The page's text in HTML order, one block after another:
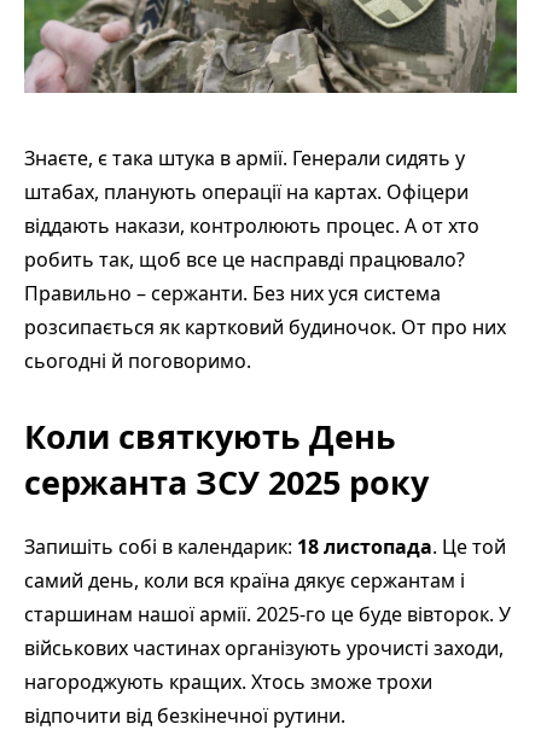
Знаєте, є така штука в армії. Генерали сидять у
штабах, планують операції на картах. Офіцери
віддають накази, контролюють процес. А от хто
робить так, щоб все це насправді працювало?
Правильно – сержанти. Без них уся система
розсипається як картковий будиночок. От про них
сьогодні й поговоримо.
Коли святкують День
сержанта ЗСУ 2025 року
Запишіть собі в календарик: 18 листопада. Це той
самий день, коли вся країна дякує сержантам і
старшинам нашої армії. 2025-го це буде вівторок. У
військових частинах організують урочисті заходи,
нагороджують кращих. Хтось зможе трохи
відпочити від безкінечної рутини.